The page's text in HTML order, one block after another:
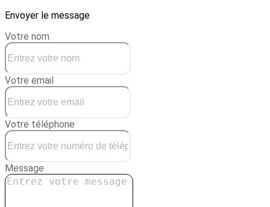
Envoyer le message
Votre nom
Votre email
Votre téléphone
Message